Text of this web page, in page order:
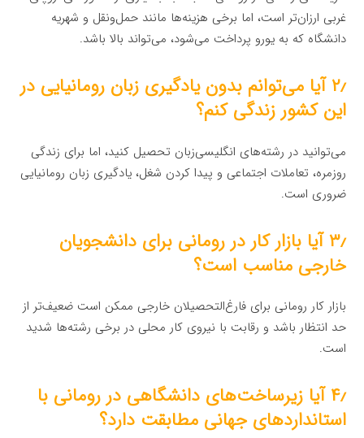
غربی ارزان‌تر است، اما برخی هزینه‌ها مانند حمل‌ونقل و شهریه
دانشگاه که به یورو پرداخت می‌شود، می‌تواند بالا باشد.
۲٫ آیا می‌توانم بدون یادگیری زبان رومانیایی در
این کشور زندگی کنم؟
می‌توانید در رشته‌های انگلیسی‌زبان تحصیل کنید، اما برای زندگی
روزمره، تعاملات اجتماعی و پیدا کردن شغل، یادگیری زبان رومانیایی
ضروری است.
۳٫ آیا بازار کار در رومانی برای دانشجویان
خارجی مناسب است؟
بازار کار رومانی برای فارغ‌التحصیلان خارجی ممکن است ضعیف‌تر از
حد انتظار باشد و رقابت با نیروی کار محلی در برخی رشته‌ها شدید
است.
۴٫ آیا زیرساخت‌های دانشگاهی در رومانی با
استانداردهای جهانی مطابقت دارد؟